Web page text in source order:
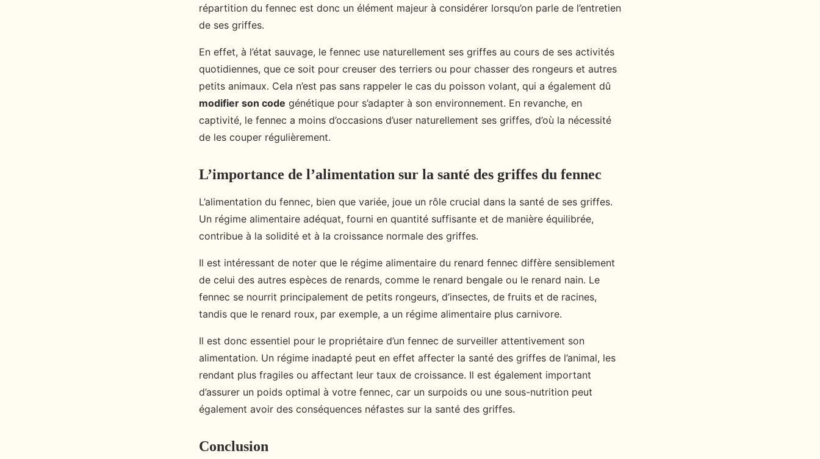
répartition du fennec est donc un élément majeur à considérer lorsqu’on parle de l’entretien
de ses griffes.
En effet, à l’état sauvage, le fennec use naturellement ses griffes au cours de ses activités
quotidiennes, que ce soit pour creuser des terriers ou pour chasser des rongeurs et autres
petits animaux. Cela n’est pas sans rappeler le cas du poisson volant, qui a également dû
modifier son code génétique pour s’adapter à son environnement. En revanche, en
captivité, le fennec a moins d’occasions d’user naturellement ses griffes, d’où la nécessité
de les couper régulièrement.
L’importance de l’alimentation sur la santé des griffes du fennec
L’alimentation du fennec, bien que variée, joue un rôle crucial dans la santé de ses griffes.
Un régime alimentaire adéquat, fourni en quantité suffisante et de manière équilibrée,
contribue à la solidité et à la croissance normale des griffes.
Il est intéressant de noter que le régime alimentaire du renard fennec diffère sensiblement
de celui des autres espèces de renards, comme le renard bengale ou le renard nain. Le
fennec se nourrit principalement de petits rongeurs, d’insectes, de fruits et de racines,
tandis que le renard roux, par exemple, a un régime alimentaire plus carnivore.
Il est donc essentiel pour le propriétaire d’un fennec de surveiller attentivement son
alimentation. Un régime inadapté peut en effet affecter la santé des griffes de l’animal, les
rendant plus fragiles ou affectant leur taux de croissance. Il est également important
d’assurer un poids optimal à votre fennec, car un surpoids ou une sous-nutrition peut
également avoir des conséquences néfastes sur la santé des griffes.
Conclusion